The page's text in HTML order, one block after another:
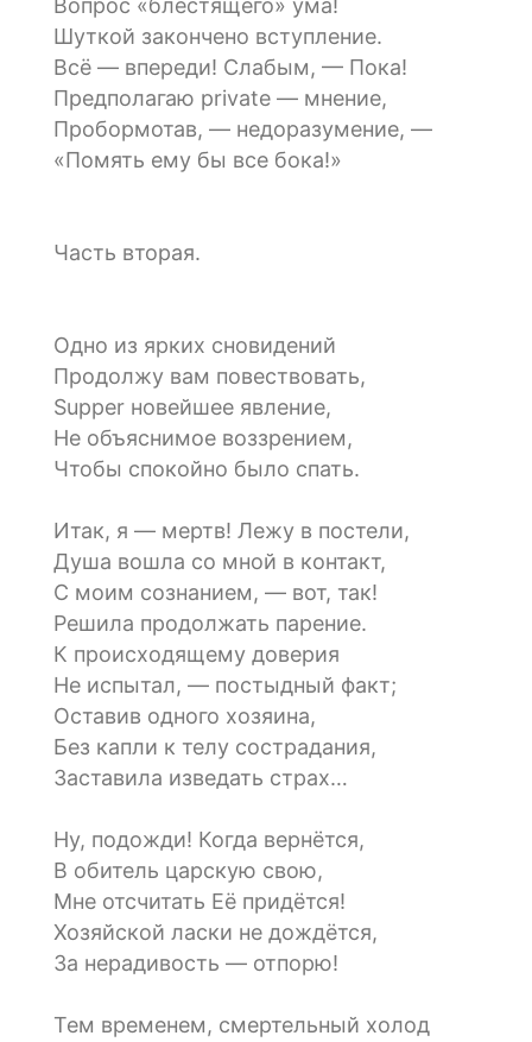
Вопрос «блестящего» ума!
Шуткой закончено вступление.
Всё — впереди! Слабым, — Пока!
Предполагаю private — мнение,
Пробормотав, — недоразумение, —
«Помять ему бы все бока!»
Часть вторая.
Одно из ярких сновидений
Продолжу вам повествовать,
Supper новейшее явление,
Не объяснимое воззрением,
Чтобы спокойно было спать.
Итак, я — мертв! Лежу в постели,
Душа вошла со мной в контакт,
С моим сознанием, — вот, так!
Решила продолжать парение.
К происходящему доверия
Не испытал, — постыдный факт;
Оставив одного хозяина,
Без капли к телу сострадания,
Заставила изведать страх…
Ну, подожди! Когда вернётся,
В обитель царскую свою,
Мне отсчитать Её придётся!
Хозяйской ласки не дождётся,
За нерадивость — отпорю!
Тем временем, смертельный холод